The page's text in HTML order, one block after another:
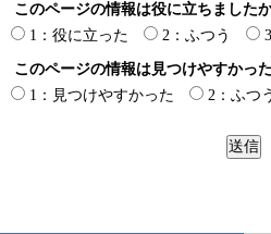
このページの情報は役に立ちました
1：役に立った
2：ふつう
このページの情報は見つけやすかっ
1：見つけやすかった
2：ふつ